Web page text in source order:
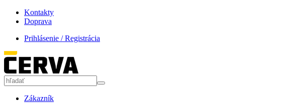
Kontakty
Doprava
Prihlásenie / Registrácia
Zákazník